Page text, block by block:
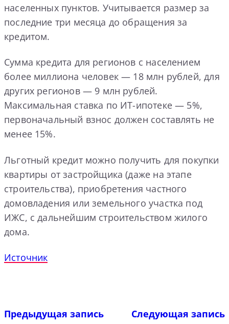
населенных пунктов. Учитывается размер за
последние три месяца до обращения за
кредитом.
Сумма кредита для регионов с населением
более миллиона человек — 18 млн рублей, для
других регионов — 9 млн рублей.
Максимальная ставка по ИТ-ипотеке — 5%,
первоначальный взнос должен составлять не
менее 15%.
Льготный кредит можно получить для покупки
квартиры от застройщика (даже на этапе
строительства), приобретения частного
домовладения или земельного участка под
ИЖС, с дальнейшим строительством жилого
дома.
Источник
Предыдущая запись Следующая запись